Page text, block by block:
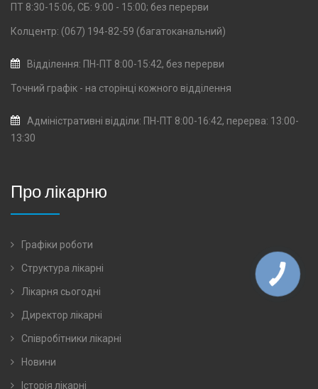
ПТ 8:30-15:06, СБ: 9:00 - 15:00; без перерви
Колцентр: (067) 194-82-59 (багатоканальний)
Відділення: ПН-ПТ 8:00-15:42, без перерви
Точний графік - на сторінці кожного відділення
Адміністративні відділи: ПН-ПТ 8:00-16:42, перерва: 13:00-
13:30
Про лікарню
Графіки роботи
Структура лікарні
Лікарня сьогодні
Директор лікарні
Співробітники лікарні
Новини
Історія лікарні